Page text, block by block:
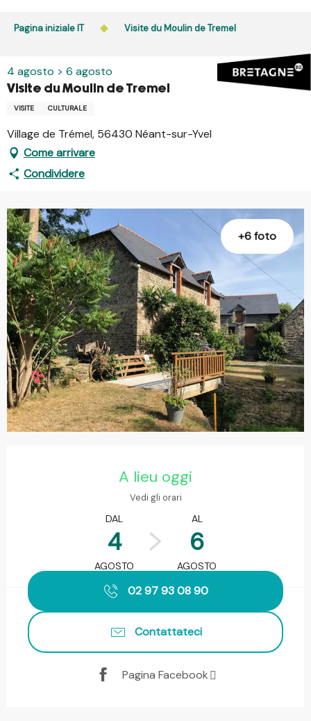
Pagina iniziale IT Visite du Moulin de Tremel
4 agosto > 6 agosto
Visite du Moulin de Tremel
VISITE CULTURALE
Village de Trémel, 56430 Néant-sur-Yvel
Come arrivare
Condividere
+6 foto
A lieu oggi
Vedi gli orari
DAL
4
AGOSTO
AL
6
AGOSTO
02 97 93 08 90
Contattateci
Pagina Facebook